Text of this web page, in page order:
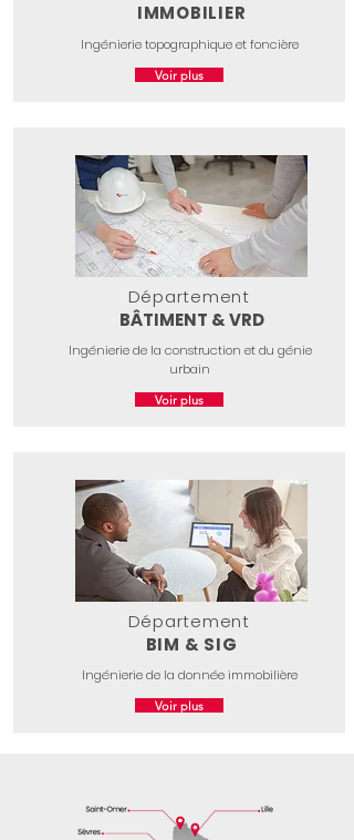
IMMOBILIER
Ingénierie topographique et foncière
Voir plus
Département
BÂTIMENT & VRD
Ingénierie de la construction et du génie
urbain
Voir plus
Département
BIM & SIG
Ingénierie de la donnée immobilière
Voir plus